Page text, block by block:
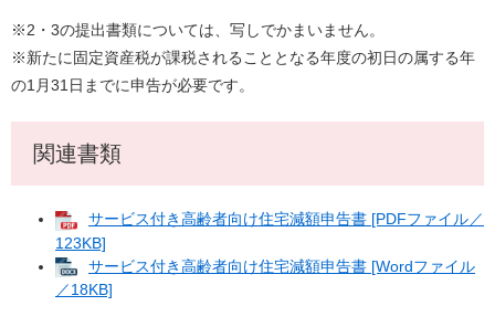
※2・3の提出書類については、写しでかまいません。
※新たに固定資産税が課税されることとなる年度の初日の属する年
の1月31日までに申告が必要です。
関連書類
サービス付き高齢者向け住宅減額申告書 [PDFファイル／
123KB]
サービス付き高齢者向け住宅減額申告書 [Wordファイル
／18KB]